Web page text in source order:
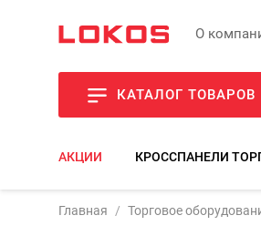
О
КАТАЛОГ ТОВАРОВ
АКЦИИ КРОССПАНЕЛИ
Главная Торговое